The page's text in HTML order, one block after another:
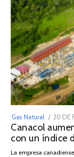
Gas Natural
ON
20 DE
Canacol
con un índice
La empresa